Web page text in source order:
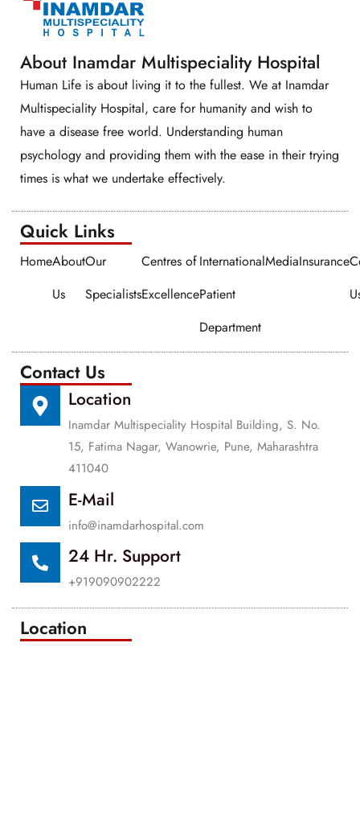
About Inamdar Multispeciality Hospital
Human Life is about living it to the fullest. We at Inamdar
Multispeciality Hospital, care for humanity and wish to
have a disease free world. Understanding human
psychology and providing them with the ease in their trying
times is what we undertake effectively.
Quick Links​​
HomeAbout
Us
Our
Specialists
Centres of
Excellence
International
Patient
Department
MediaInsurance
Contact Us
Location
Inamdar Multispeciality Hospital Building, S. No.
15, Fatima Nagar, Wanowrie, Pune, Maharashtra
411040
E-Mail
info@inamdarhospital.com
24 Hr. Support
+919090902222
Location